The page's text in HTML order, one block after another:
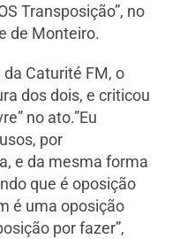
Transposição”, no
de Monteiro.
Caturité FM, o
dos dois, e criticou
no ato.”Eu
por
e da mesma forma
que é oposição
é uma oposição
por fazer”,